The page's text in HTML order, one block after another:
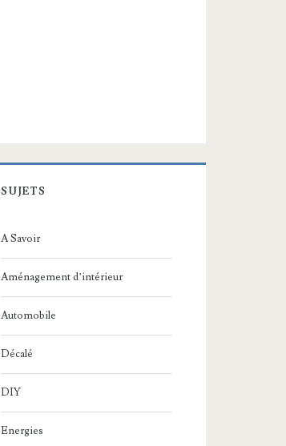
SUJETS
A Savoir
Aménagement d’intérieur
Automobile
Décalé
DIY
Energies